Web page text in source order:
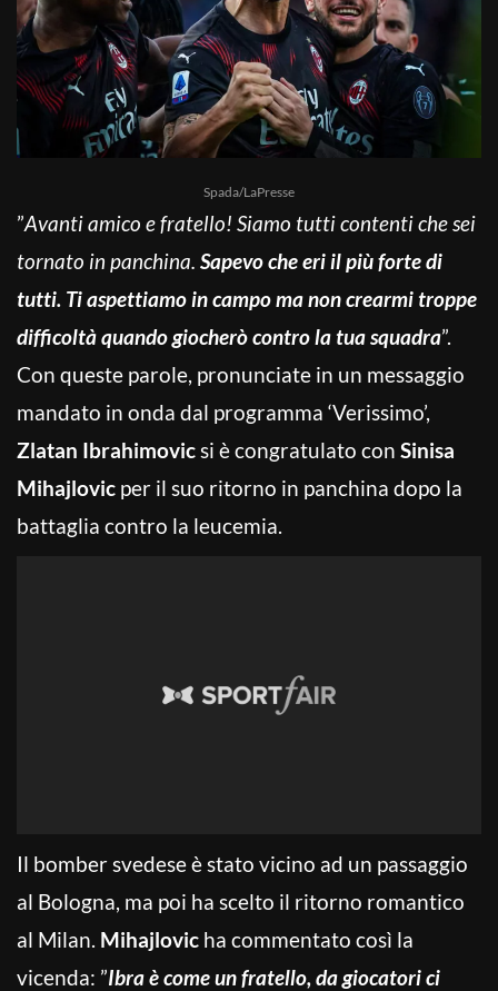
Spada/LaPresse
”Avanti amico e fratello! Siamo tutti contenti che sei
tornato in panchina. Sapevo che eri il più forte di
tutti. Ti aspettiamo in campo ma non crearmi troppe
difficoltà quando giocherò contro la tua squadra”.
Con queste parole, pronunciate in un messaggio
mandato in onda dal programma ‘Verissimo’,
Zlatan Ibrahimovicsi è congratulato con Sinisa
Mihajlovic per il suo ritorno in panchina dopo la
battaglia contro la leucemia.
Il bomber svedese è stato vicino ad un passaggio
al Bologna, ma poi ha scelto il ritorno romantico
al Milan. Mihajlovic ha commentato così la
vicenda: ”Ibra è come un fratello, da giocatori ci